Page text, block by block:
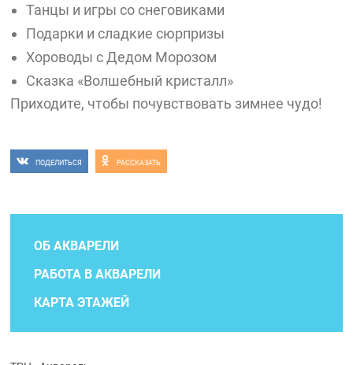
Танцы и игры со снеговиками
Подарки и сладкие сюрпризы
Хороводы с Дедом Морозом
Сказка «Волшебный кристалл»
Приходите, чтобы почувствовать зимнее чудо!
ПОДЕЛИТЬСЯ РАССКАЗАТЬ
ОБ АКВАРЕЛИ
РАБОТА В АКВАРЕЛИ
КАРТА ЭТАЖЕЙ